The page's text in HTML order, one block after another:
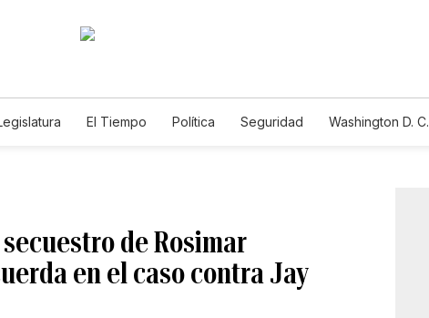
El Tiempo Política Seguridad Washington D. C.
de Rosimar
en el caso contra Jay